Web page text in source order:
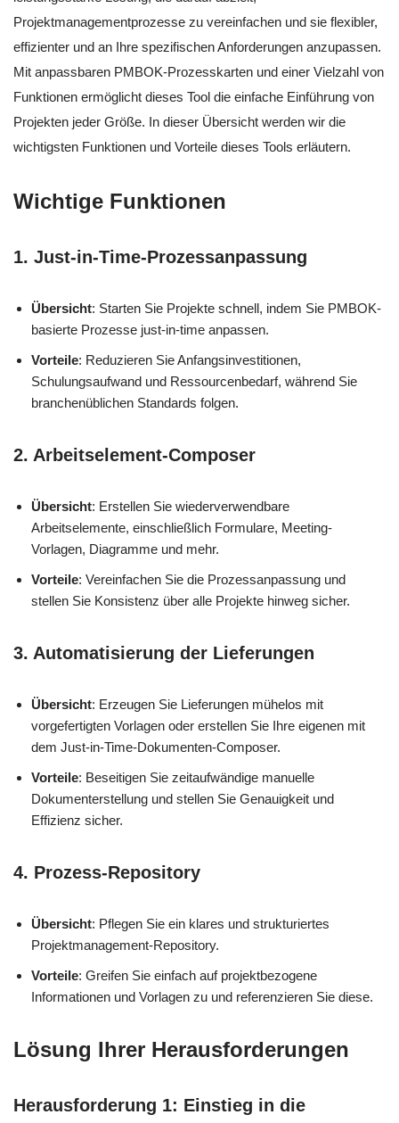
Projektmanagementprozesse zu vereinfachen und sie flexibler,
effizienter und an Ihre spezifischen Anforderungen anzupassen.
Mit anpassbaren PMBOK-Prozesskarten und einer Vielzahl von
Funktionen ermöglicht dieses Tool die einfache Einführung von
Projekten jeder Größe. In dieser Übersicht werden wir die
wichtigsten Funktionen und Vorteile dieses Tools erläutern.
Wichtige Funktionen
1. Just-in-Time-Prozessanpassung
Übersicht: Starten Sie Projekte schnell, indem Sie PMBOK-
basierte Prozesse just-in-time anpassen.
Vorteile: Reduzieren Sie Anfangsinvestitionen,
Schulungsaufwand und Ressourcenbedarf, während Sie
branchenüblichen Standards folgen.
2. Arbeitselement-Composer
Übersicht: Erstellen Sie wiederverwendbare
Arbeitselemente, einschließlich Formulare, Meeting-
Vorlagen, Diagramme und mehr.
Vorteile: Vereinfachen Sie die Prozessanpassung und
stellen Sie Konsistenz über alle Projekte hinweg sicher.
3. Automatisierung der Lieferungen
Übersicht: Erzeugen Sie Lieferungen mühelos mit
vorgefertigten Vorlagen oder erstellen Sie Ihre eigenen mit
dem Just-in-Time-Dokumenten-Composer.
Vorteile: Beseitigen Sie zeitaufwändige manuelle
Dokumenterstellung und stellen Sie Genauigkeit und
Effizienz sicher.
4. Prozess-Repository
Übersicht: Pflegen Sie ein klares und strukturiertes
Projektmanagement-Repository.
Vorteile: Greifen Sie einfach auf projektbezogene
Informationen und Vorlagen zu und referenzieren Sie diese.
Lösung Ihrer Herausforderungen
Herausforderung 1: Einstieg in die